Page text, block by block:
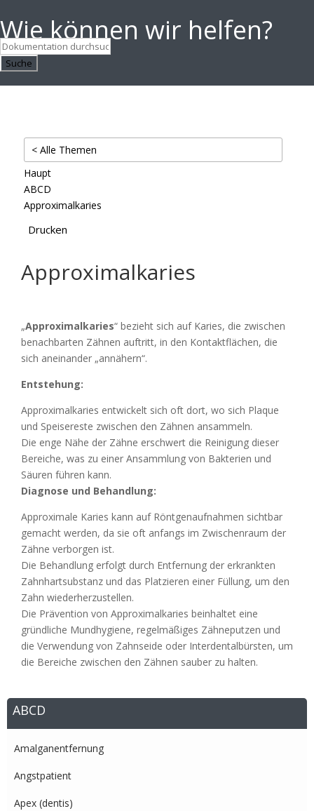
Wie können wir helfen?
Suche
ABCD
Amalganentfernung
Angstpatient
Apex (dentis)
< Alle Themen
Haupt
ABCD
Approximalkaries
Drucken
Approximalkaries
„Approximalkaries“ bezieht sich auf Karies, die zwischen
benachbarten Zähnen auftritt, in den Kontaktflächen, die
sich aneinander „annähern“.
Entstehung:
Approximalkaries entwickelt sich oft dort, wo sich Plaque
und Speisereste zwischen den Zähnen ansammeln.
Die enge Nähe der Zähne erschwert die Reinigung dieser
Bereiche, was zu einer Ansammlung von Bakterien und
Säuren führen kann.
Diagnose und Behandlung:
Approximale Karies kann auf Röntgenaufnahmen sichtbar
gemacht werden, da sie oft anfangs im Zwischenraum der
Zähne verborgen ist.
Die Behandlung erfolgt durch Entfernung der erkrankten
Zahnhartsubstanz und das Platzieren einer Füllung, um den
Zahn wiederherzustellen.
Die Prävention von Approximalkaries beinhaltet eine
gründliche Mundhygiene, regelmäßiges Zähneputzen und
die Verwendung von Zahnseide oder Interdentalbürsten, um
die Bereiche zwischen den Zähnen sauber zu halten.